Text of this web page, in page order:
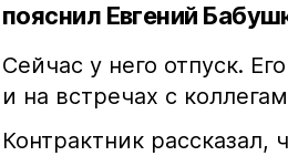
пояснил Евгений
Сейчас у него отпуск.
и на встречах с
Контрактник